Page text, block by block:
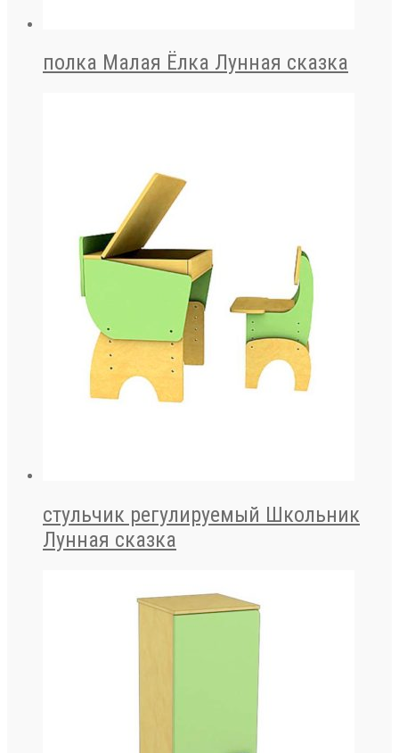
полка Малая Ёлка Лунная сказка
стульчик регулируемый Школьник
Лунная сказка